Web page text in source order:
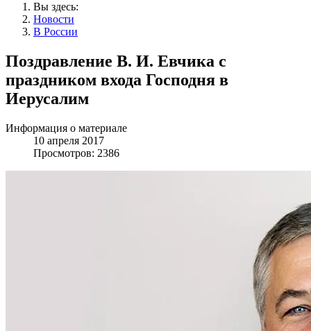
Вы здесь:
Новости
В России
Поздравление В. И. Евчика с
праздником входа Господня в
Иерусалим
Информация о материале
10 апреля 2017
Просмотров: 2386